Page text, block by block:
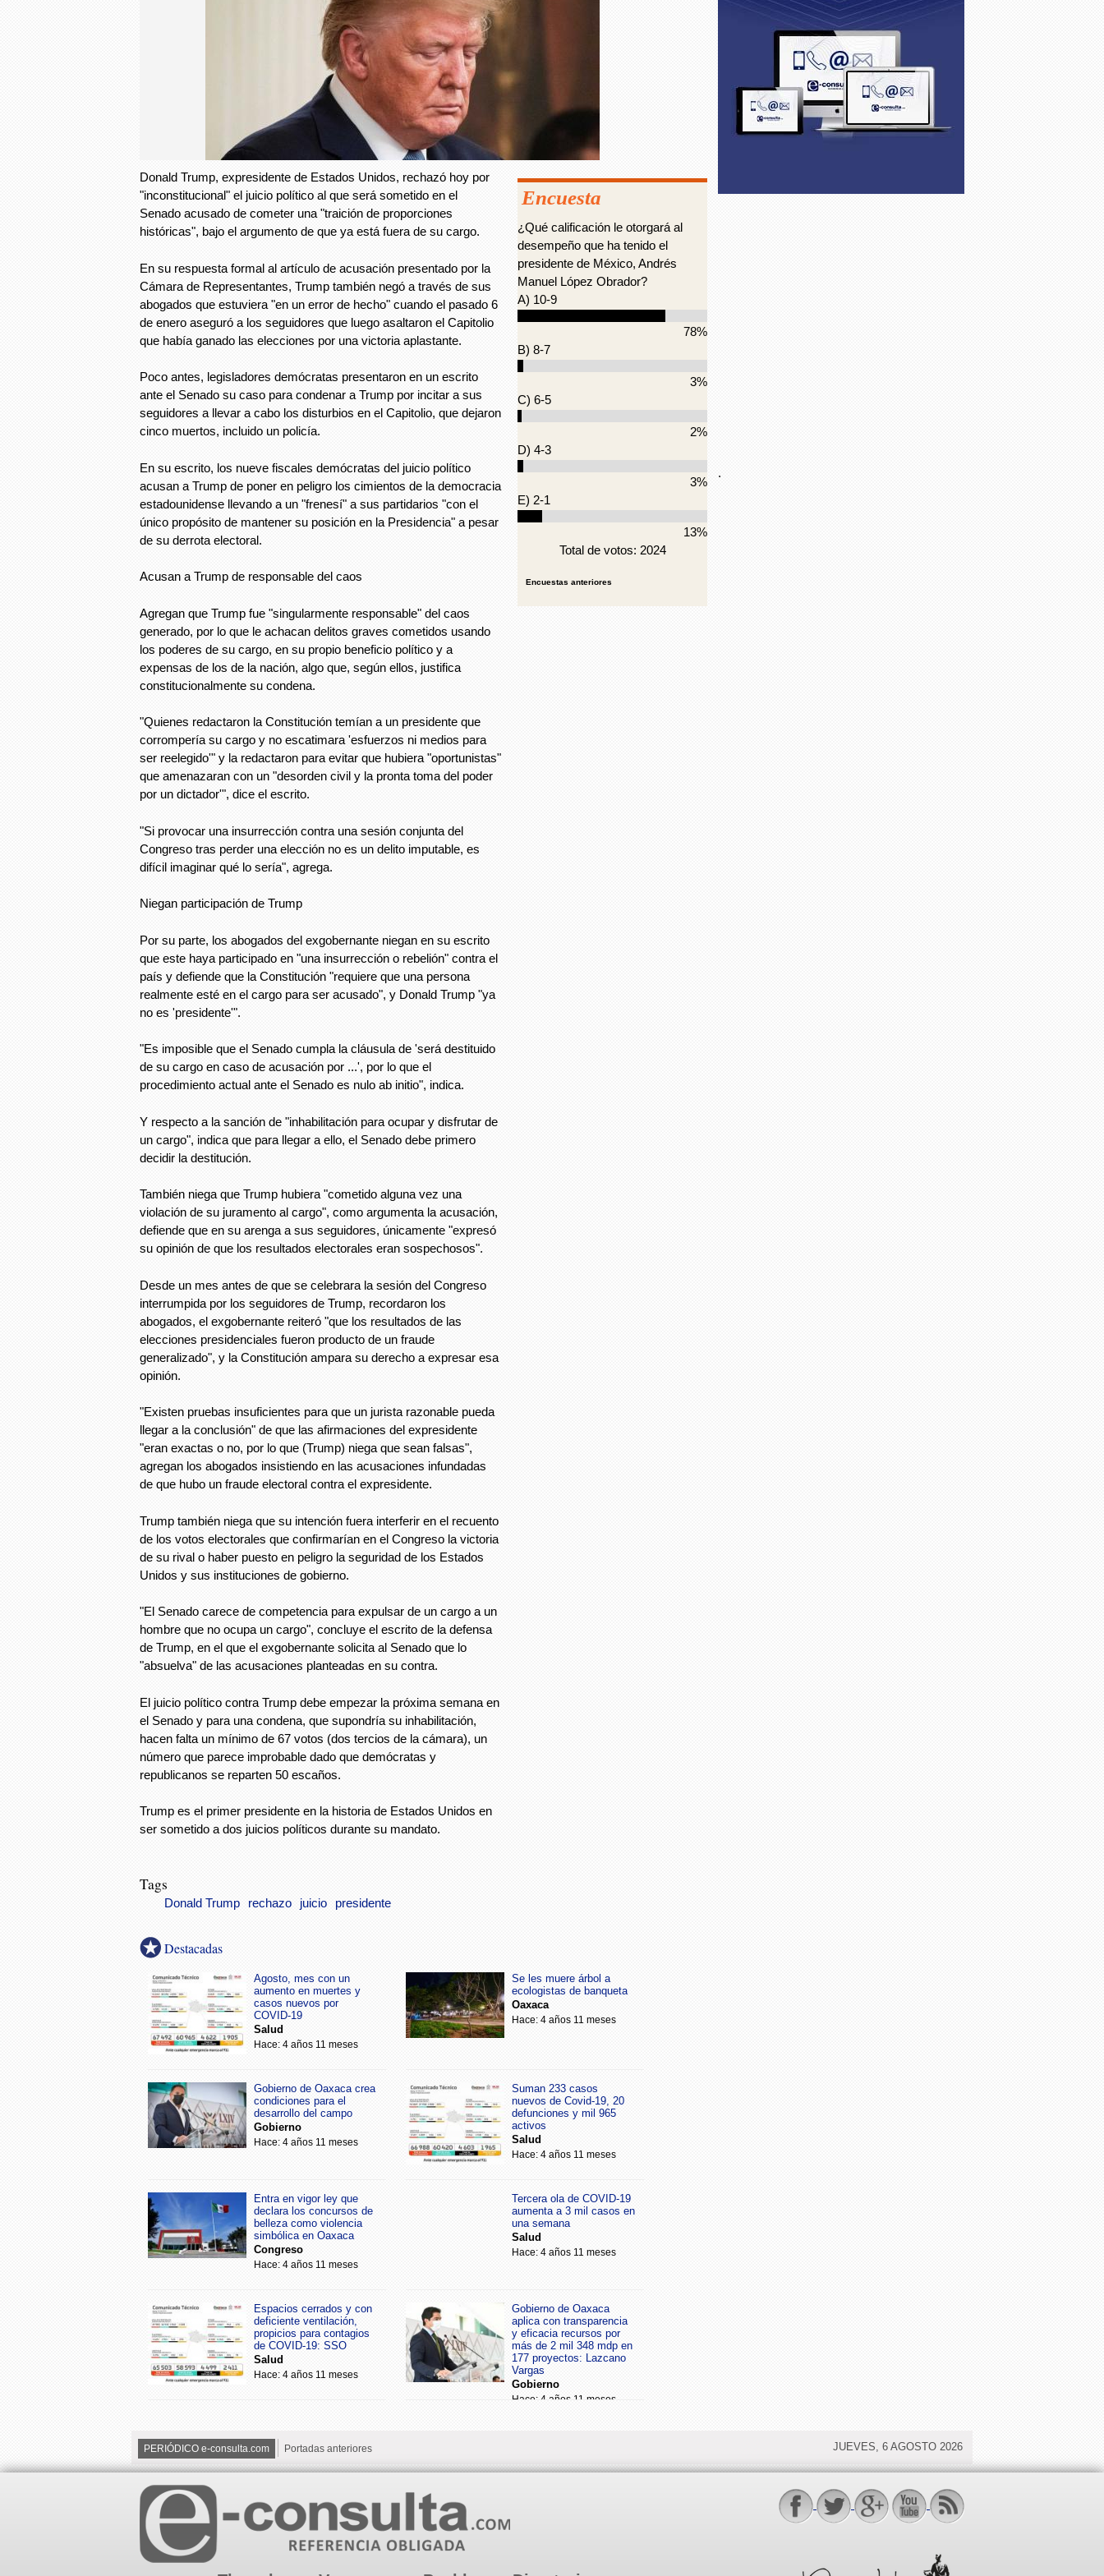
Donald Trump, expresidente de Estados Unidos, rechazó hoy por
"inconstitucional" el juicio político al que será sometido en el
Senado acusado de cometer una "traición de proporciones
históricas", bajo el argumento de que ya está fuera de su cargo.
En su respuesta formal al artículo de acusación presentado por la
Cámara de Representantes, Trump también negó a través de sus
abogados que estuviera "en un error de hecho" cuando el pasado 6
de enero aseguró a los seguidores que luego asaltaron el Capitolio
que había ganado las elecciones por una victoria aplastante.
Poco antes, legisladores demócratas presentaron en un escrito
ante el Senado su caso para condenar a Trump por incitar a sus
seguidores a llevar a cabo los disturbios en el Capitolio, que dejaron
cinco muertos, incluido un policía.
En su escrito, los nueve fiscales demócratas del juicio político
acusan a Trump de poner en peligro los cimientos de la democracia
estadounidense llevando a un "frenesí" a sus partidarios "con el
único propósito de mantener su posición en la Presidencia" a pesar
de su derrota electoral.
Acusan a Trump de responsable del caos
Agregan que Trump fue "singularmente responsable" del caos
generado, por lo que le achacan delitos graves cometidos usando
los poderes de su cargo, en su propio beneficio político y a
expensas de los de la nación, algo que, según ellos, justifica
constitucionalmente su condena.
"Quienes redactaron la Constitución temían a un presidente que
corrompería su cargo y no escatimara 'esfuerzos ni medios para
ser reelegido'" y la redactaron para evitar que hubiera "oportunistas"
que amenazaran con un "desorden civil y la pronta toma del poder
por un dictador'", dice el escrito.
"Si provocar una insurrección contra una sesión conjunta del
Congreso tras perder una elección no es un delito imputable, es
difícil imaginar qué lo sería", agrega.
Niegan participación de Trump
Por su parte, los abogados del exgobernante niegan en su escrito
que este haya participado en "una insurrección o rebelión" contra el
país y defiende que la Constitución "requiere que una persona
realmente esté en el cargo para ser acusado", y Donald Trump "ya
no es 'presidente'".
"Es imposible que el Senado cumpla la cláusula de 'será destituido
de su cargo en caso de acusación por ...', por lo que el
procedimiento actual ante el Senado es nulo ab initio", indica.
Y respecto a la sanción de "inhabilitación para ocupar y disfrutar de
un cargo", indica que para llegar a ello, el Senado debe primero
decidir la destitución.
También niega que Trump hubiera "cometido alguna vez una
violación de su juramento al cargo", como argumenta la acusación,
defiende que en su arenga a sus seguidores, únicamente "expresó
su opinión de que los resultados electorales eran sospechosos".
Desde un mes antes de que se celebrara la sesión del Congreso
interrumpida por los seguidores de Trump, recordaron los
abogados, el exgobernante reiteró "que los resultados de las
elecciones presidenciales fueron producto de un fraude
generalizado", y la Constitución ampara su derecho a expresar esa
opinión.
"Existen pruebas insuficientes para que un jurista razonable pueda
llegar a la conclusión" de que las afirmaciones del expresidente
"eran exactas o no, por lo que (Trump) niega que sean falsas",
agregan los abogados insistiendo en las acusaciones infundadas
de que hubo un fraude electoral contra el expresidente.
Trump también niega que su intención fuera interferir en el recuento
de los votos electorales que confirmarían en el Congreso la victoria
de su rival o haber puesto en peligro la seguridad de los Estados
Unidos y sus instituciones de gobierno.
"El Senado carece de competencia para expulsar de un cargo a un
hombre que no ocupa un cargo", concluye el escrito de la defensa
de Trump, en el que el exgobernante solicita al Senado que lo
"absuelva" de las acusaciones planteadas en su contra.
El juicio político contra Trump debe empezar la próxima semana en
el Senado y para una condena, que supondría su inhabilitación,
hacen falta un mínimo de 67 votos (dos tercios de la cámara), un
número que parece improbable dado que demócratas y
republicanos se reparten 50 escaños.
Trump es el primer presidente en la historia de Estados Unidos en
ser sometido a dos juicios políticos durante su mandato.
Encuesta
¿Qué calificación le otorgará al
desempeño que ha tenido el
presidente de México, Andrés
Manuel López Obrador?
A) 10-9
78%
B) 8-7
3%
C) 6-5
2%
D) 4-3
3%
E) 2-1
13%
Total de votos: 2024
Encuestas anteriores
Tags
Donald Trump rechazo juicio presidente
Destacadas
Agosto, mes con un
aumento en muertes y
casos nuevos por
COVID-19
Salud
Hace: 4 años 11 meses
Se les muere árbol a
ecologistas de banqueta
Oaxaca
Hace: 4 años 11 meses
Gobierno de Oaxaca crea
condiciones para el
desarrollo del campo
Gobierno
Hace: 4 años 11 meses
Suman 233 casos
nuevos de Covid-19, 20
defunciones y mil 965
activos
Salud
Hace: 4 años 11 meses
Entra en vigor ley que
declara los concursos de
belleza como violencia
simbólica en Oaxaca
Congreso
Hace: 4 años 11 meses
Tercera ola de COVID-19
aumenta a 3 mil casos en
una semana
Salud
Hace: 4 años 11 meses
Espacios cerrados y con
deficiente ventilación,
propicios para contagios
de COVID-19: SSO
Salud
Hace: 4 años 11 meses
Gobierno de Oaxaca
aplica con transparencia
y eficacia recursos por
más de 2 mil 348 mdp en
177 proyectos: Lazcano
Vargas
Gobierno
Hace: 4 años 11 meses
.
PERIÓDICO e-consulta.com Portadas anteriores JUEVES, 6 AGOSTO 2026